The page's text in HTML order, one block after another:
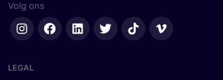
Volg ons
LEGAL